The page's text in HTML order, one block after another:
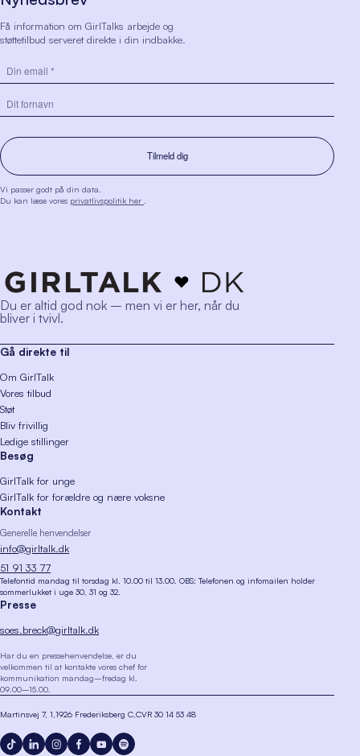
Få information om GirlTalks arbejde og
støttetilbud serveret direkte i din indbakke.
Vi passer godt på din data.
Du kan læse vores privatlivspolitik her
Du er altid god nok – men vi er her, når du
bliver i tvivl.
Gå direkte til
Om GirlTalk
Vores tilbud
Støt
Bliv frivillig
Ledige stillinger
Besøg
GirlTalk for unge
GirlTalk for forældre og nære voksne
Kontakt
Generelle henvendelser
info@girltalk.dk
51 91 33 77
Telefontid mandag til torsdag kl. 10.00 til 13.00. OBS: Telefonen og infomailen holder
sommerlukket i uge 30, 31 og 32.
Presse
soes.breck@girltalk.dk
Har du en pressehenvendelse, er du
velkommen til at kontakte vores chef for
kommunikation mandag–fredag kl.
09.00–15.00.
Martinsvej 7, 1 1926 Frederiksberg C CVR 30 14 53 48